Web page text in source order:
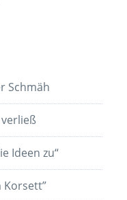
Schmäh
Ideen zu“
Korsett”